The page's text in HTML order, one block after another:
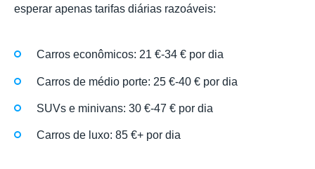
esperar apenas tarifas diárias razoáveis:
Carros econômicos: 21 €-34 € por dia
Carros de médio porte: 25 €-40 € por dia
SUVs e minivans: 30 €-47 € por dia
Carros de luxo: 85 €+ por dia